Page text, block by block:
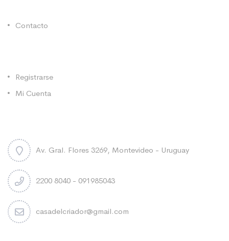
Contacto
Registrarse
Mi Cuenta
Av. Gral. Flores 3269, Montevideo - Uruguay
2200 8040 - 091985043
casadelcriador@gmail.com